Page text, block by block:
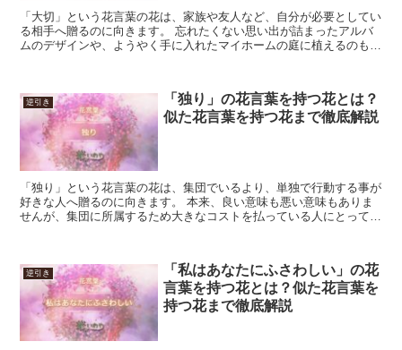
「大切」という花言葉の花は、家族や友人など、自分が必要としてい
る相手へ贈るのに向きます。 忘れたくない思い出が詰まったアルバ
ムのデザインや、ようやく手に入れたマイホームの庭に植えるのも良
逆引き
「独り」の花言葉を持つ花とは？
似た花言葉を持つ花まで徹底解説
「独り」という花言葉の花は、集団でいるより、単独で行動する事が
好きな人へ贈るのに向きます。 本来、良い意味も悪い意味もありま
せんが、集団に所属するため大きなコストを払っている人にとって
逆引き
「私はあなたにふさわしい」の花
言葉を持つ花とは？似た花言葉を
持つ花まで徹底解説